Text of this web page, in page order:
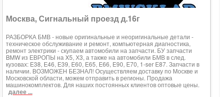
Москва, Сигнальный проезд д.16г
РАЗБОРКА БМВ - новые оригинальные и неоригинальные детали -
техническое обслуживание и ремонт, компьютерная диагностика,
ремонт электрики - скупаем автомобили на запчасти. БУ запчасти
BMW из ЕВРОПЫ на X5, Х3, а также на автомобили БМВ в след.
кузовах: E38, Е46, E39, E60, E65, E66, E90, E70, 1-ser Е87. Запчасти в
наличии. ВОЗМОЖЕН БЕЗНАЛ! Осуществляем доставку по Москве и
Московской области, можем отправить в регионы. Продажа
машинокомплектов. Для наших постоянных клиентов оптовые цены.
далее ...